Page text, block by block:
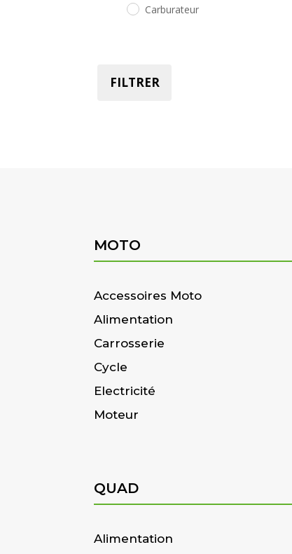
Carburateur
FILTRER
MOTO
Accessoires Moto
Alimentation
Carrosserie
Cycle
Electricité
Moteur
QUAD
Alimentation